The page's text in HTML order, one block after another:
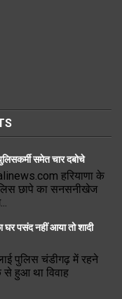
समेत चार दबोचे
हरियाणा के
छापे का सनसनीखेज
पसंद नहीं आया तो शादी
पुलिस चंडीगढ़ में रहने
हुआ था विवाह